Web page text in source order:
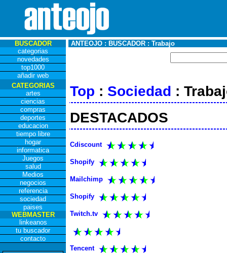
BUSCADOR
categorias
novedades
top1000
añadir web
ANTEOJO : BUSCADOR : Trabajo
CATEGORIAS
artes
ciencias
compras
deportes
educacion
tiempo libre
hogar
informatica
Juegos
salud
Medios
negocios
referencia
sociedad
paises
WEBMASTER
linkeanos
tu buscador
contacto
Top : Sociedad :
DESTACADOS
Cdiscount
Shopify
Mailchimp
Shopify
Twitch.tv
Tencent